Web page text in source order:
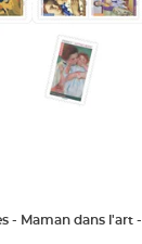
- Maman dans l'art -